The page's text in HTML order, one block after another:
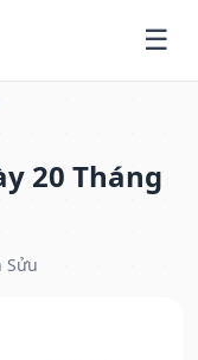
20 Tháng
Sửu